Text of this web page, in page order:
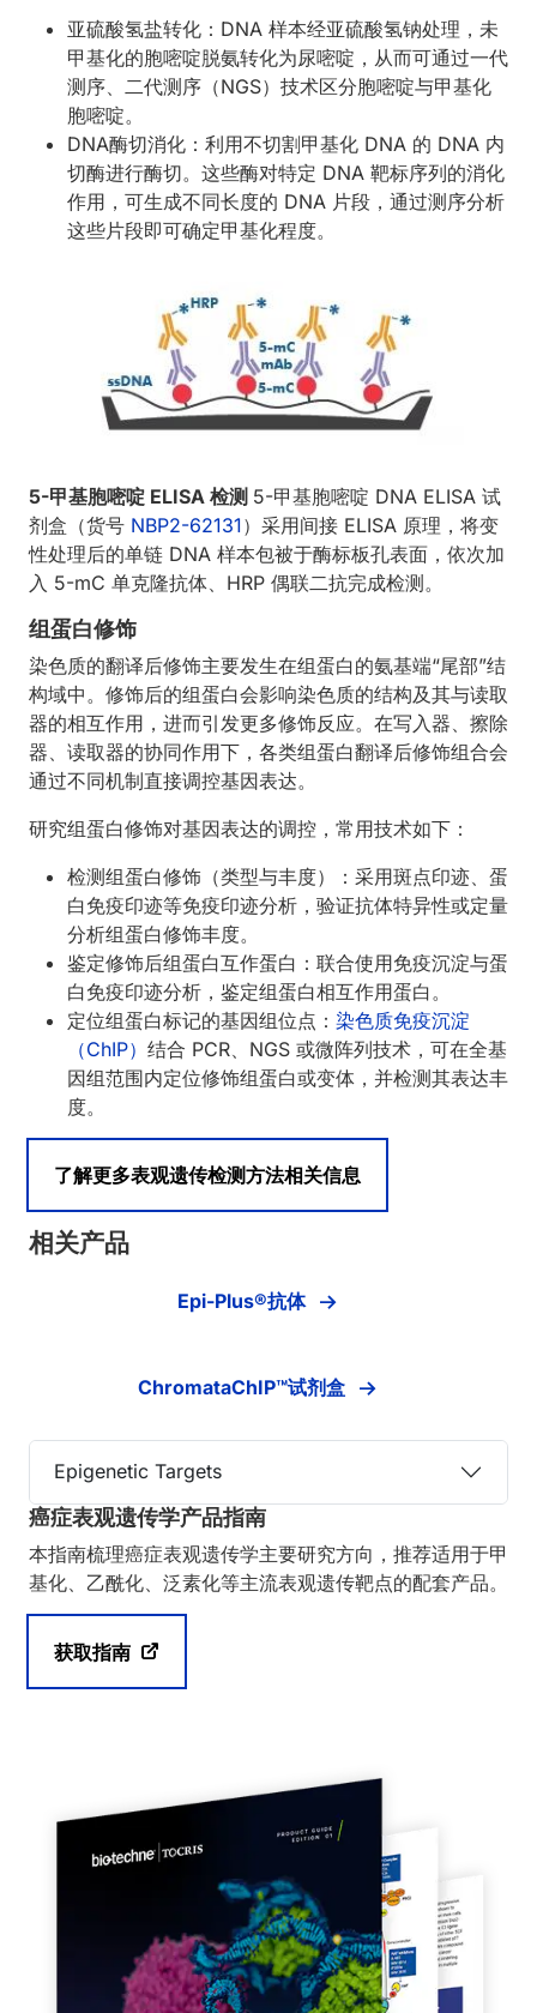
亚硫酸氢盐转化：DNA 样本经亚硫酸氢钠处理，未
甲基化的胞嘧啶脱氨转化为尿嘧啶，从而可通过一代
测序、二代测序（NGS）技术区分胞嘧啶与甲基化
胞嘧啶。
DNA酶切消化：利用不切割甲基化 DNA 的 DNA 内
切酶进行酶切。这些酶对特定 DNA 靶标序列的消化
作用，可生成不同长度的 DNA 片段，通过测序分析
这些片段即可确定甲基化程度。
5-甲基胞嘧啶 ELISA 检测 5-甲基胞嘧啶 DNA ELISA 试
剂盒（货号 NBP2-62131）采用间接 ELISA 原理，将变
性处理后的单链 DNA 样本包被于酶标板孔表面，依次加
入 5-mC 单克隆抗体、HRP 偶联二抗完成检测。
组蛋白修饰
染色质的翻译后修饰主要发生在组蛋白的氨基端“尾部”结
构域中。修饰后的组蛋白会影响染色质的结构及其与读取
器的相互作用，进而引发更多修饰反应。在写入器、擦除
器、读取器的协同作用下，各类组蛋白翻译后修饰组合会
通过不同机制直接调控基因表达。
研究组蛋白修饰对基因表达的调控，常用技术如下：
检测组蛋白修饰（类型与丰度）：采用斑点印迹、蛋
白免疫印迹等免疫印迹分析，验证抗体特异性或定量
分析组蛋白修饰丰度。
鉴定修饰后组蛋白互作蛋白：联合使用免疫沉淀与蛋
白免疫印迹分析，鉴定组蛋白相互作用蛋白。
定位组蛋白标记的基因组位点： 染色质免疫沉淀
（ChIP） 结合 PCR、NGS 或微阵列技术，可在全基
因组范围内定位修饰组蛋白或变体，并检测其表达丰
度。
了解更多表观遗传检测方法相关信息
相关产品
Epi-Plus®抗体
ChromataChIP™试剂盒
Epigenetic Targets
癌症表观遗传学产品指南
本指南梳理癌症表观遗传学主要研究方向，推荐适用于甲
基化、乙酰化、泛素化等主流表观遗传靶点的配套产品。
获取指南